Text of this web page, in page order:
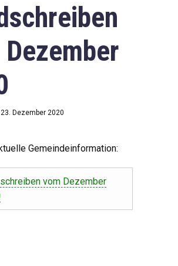
Dezember 2020
Gemeindeinformation:
vom Dezember